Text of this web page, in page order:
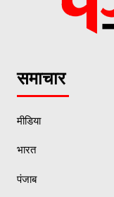
समाचार
मीडिया
भारत
पंजाब